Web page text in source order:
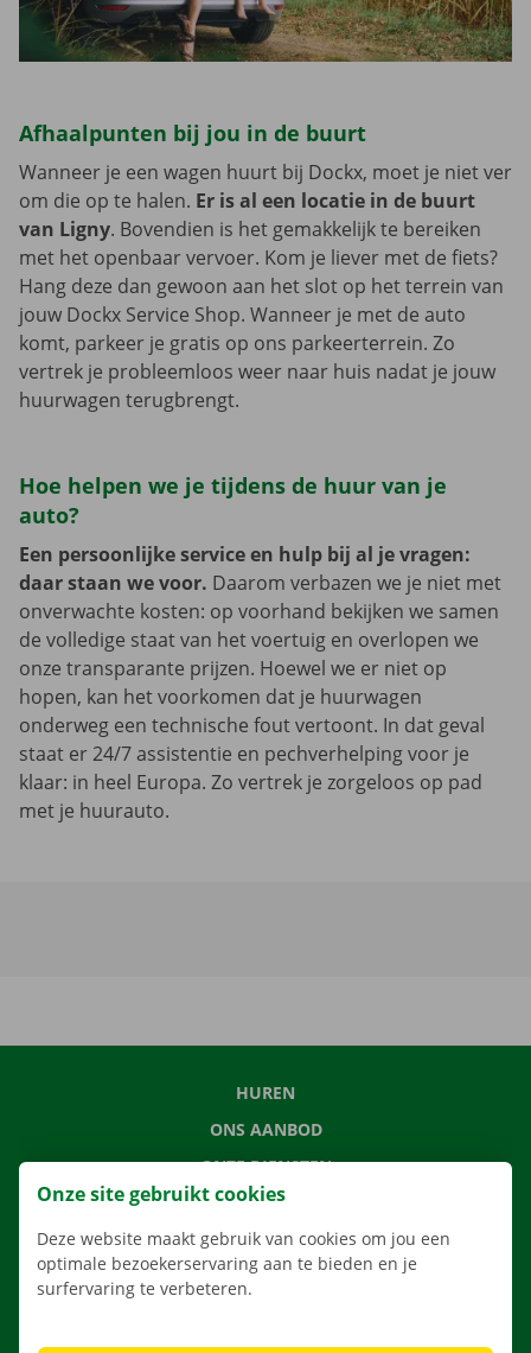
Afhaalpunten bij jou in de buurt
Wanneer je een wagen huurt bij Dockx, moet je niet ver
om die op te halen. Er is al een locatie in de buurt
van Ligny. Bovendien is het gemakkelijk te bereiken
met het openbaar vervoer. Kom je liever met de fiets?
Hang deze dan gewoon aan het slot op het terrein van
jouw Dockx Service Shop. Wanneer je met de auto
komt, parkeer je gratis op ons parkeerterrein. Zo
vertrek je probleemloos weer naar huis nadat je jouw
huurwagen terugbrengt.
Hoe helpen we je tijdens de huur van je
auto?
Een persoonlijke service en hulp bij al je vragen:
daar staan we voor. Daarom verbazen we je niet met
onverwachte kosten: op voorhand bekijken we samen
de volledige staat van het voertuig en overlopen we
onze transparante prijzen. Hoewel we er niet op
hopen, kan het voorkomen dat je huurwagen
onderweg een technische fout vertoont. In dat geval
staat er 24/7 assistentie en pechverhelping voor je
klaar: in heel Europa. Zo vertrek je zorgeloos op pad
met je huurauto.
HUREN
ONS AANBOD
ONZE DIENSTEN
LOCATIES
APP
VERHUISOPLOSSINGEN
Onze site gebruikt cookies
Deze website maakt gebruik van cookies om jou een
optimale bezoekerservaring aan te bieden en je
surfervaring te verbeteren.